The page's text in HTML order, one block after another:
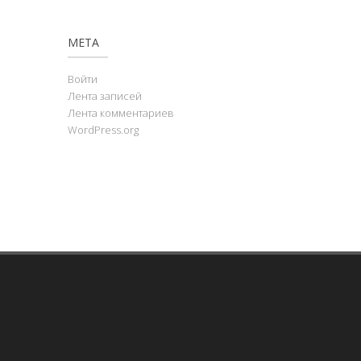
МЕТА
Войти
Лента записей
Лента комментариев
WordPress.org